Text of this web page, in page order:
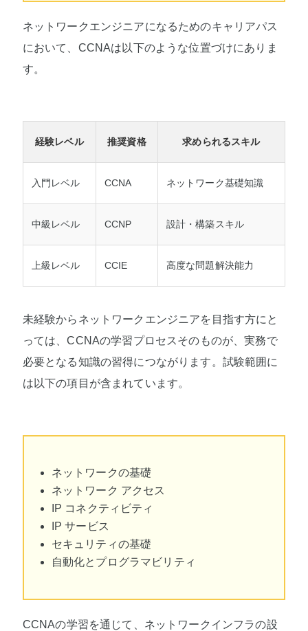
ネットワークエンジニアになるためのキャリアパス
において、CCNAは以下のような位置づけにありま
す。
経験レベル 推奨資格 求められるスキル
入門レベル CCNA ネットワーク基礎知識
中級レベル CCNP 設計・構築スキル
上級レベル CCIE 高度な問題解決能力
未経験からネットワークエンジニアを目指す方にと
っては、CCNAの学習プロセスそのものが、実務で
必要となる知識の習得につながります。試験範囲に
は以下の項目が含まれています。
ネットワークの基礎
ネットワーク アクセス
IP コネクティビティ
IP サービス
セキュリティの基礎
自動化とプログラマビリティ
CCNAの学習を通じて、ネットワークインフラの設